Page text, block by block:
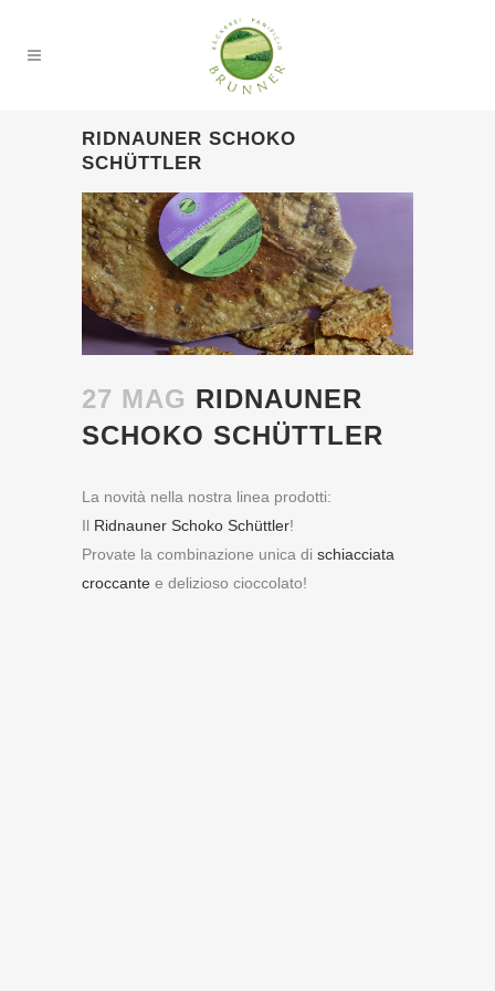
RIDNAUNER SCHOKO
SCHÜTTLER
27 MAG RIDNAUNER
SCHOKO SCHÜTTLER
La novità nella nostra linea prodotti:
Il Ridnauner Schoko Schüttler!
Provate la combinazione unica di schiacciata
croccante e delizioso cioccolato!